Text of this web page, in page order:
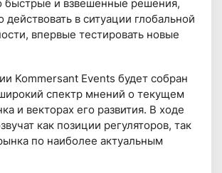
быстрые и взвешенные решения,
действовать в ситуации глобальной
впервые тестировать новые
Kommersant Events будет собран
спектр мнений о текущем
и векторах его развития. В ходе
как позиции регуляторов, так
по наиболее актуальным